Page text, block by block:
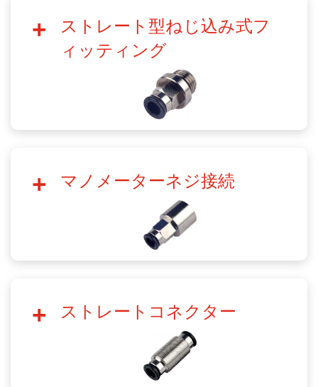
ストレート型ねじ込み式フ
ィッティング
マノメーターネジ接続
ストレートコネクター